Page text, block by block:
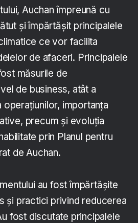
Auchan împreună cu
și împărtășit principalele
ce vor facilita
de afaceri. Principalele
măsurile de
de business, atât a
importanța
precum și evoluția
prin Planul pentru
de Auchan.
au fost împărtășite
și practici privind reducerea
fost discutate principalele